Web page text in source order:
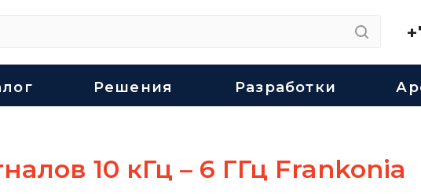
Решения Разработки
10 кГц – 6 ГГц Frankonia